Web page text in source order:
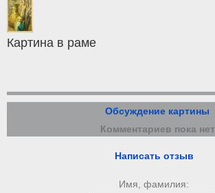
Картина в раме
Обсуждение картины
Комментариев пока нет
Написать отзыв
Имя, фамилия: